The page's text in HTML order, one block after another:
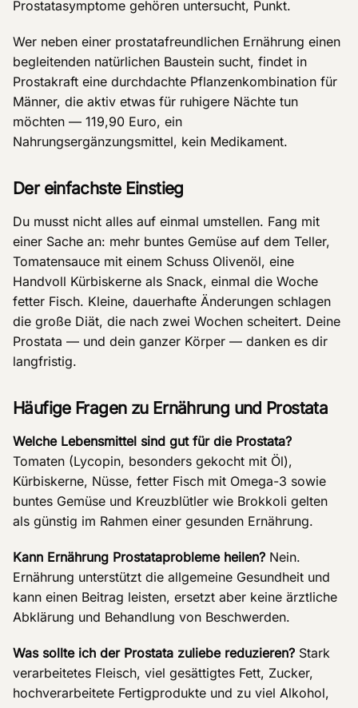
Prostatasymptome gehören untersucht, Punkt.
Wer neben einer prostatafreundlichen Ernährung einen
begleitenden natürlichen Baustein sucht, findet in
Prostakraft eine durchdachte Pflanzenkombination für
Männer, die aktiv etwas für ruhigere Nächte tun
möchten — 119,90 Euro, ein
Nahrungsergänzungsmittel, kein Medikament.
Der einfachste Einstieg
Du musst nicht alles auf einmal umstellen. Fang mit
einer Sache an: mehr buntes Gemüse auf dem Teller,
Tomatensauce mit einem Schuss Olivenöl, eine
Handvoll Kürbiskerne als Snack, einmal die Woche
fetter Fisch. Kleine, dauerhafte Änderungen schlagen
die große Diät, die nach zwei Wochen scheitert. Deine
Prostata — und dein ganzer Körper — danken es dir
langfristig.
Häufige Fragen zu Ernährung und Prostata
Welche Lebensmittel sind gut für die Prostata?
Tomaten (Lycopin, besonders gekocht mit Öl),
Kürbiskerne, Nüsse, fetter Fisch mit Omega-3 sowie
buntes Gemüse und Kreuzblütler wie Brokkoli gelten
als günstig im Rahmen einer gesunden Ernährung.
Kann Ernährung Prostataprobleme heilen? Nein.
Ernährung unterstützt die allgemeine Gesundheit und
kann einen Beitrag leisten, ersetzt aber keine ärztliche
Abklärung und Behandlung von Beschwerden.
Was sollte ich der Prostata zuliebe reduzieren? Stark
verarbeitetes Fleisch, viel gesättigtes Fett, Zucker,
hochverarbeitete Fertigprodukte und zu viel Alkohol,